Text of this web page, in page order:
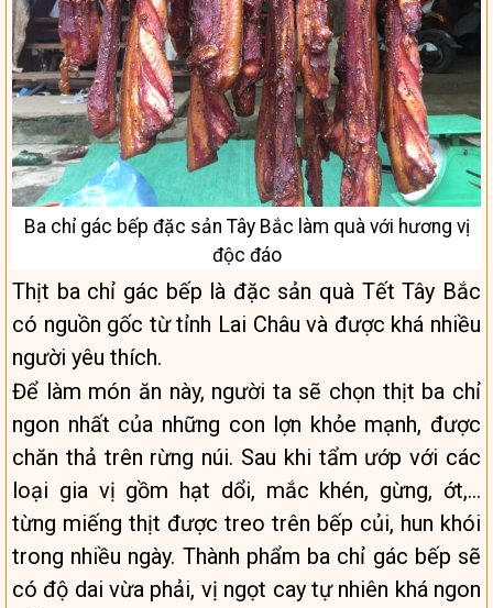
Ba chỉ gác bếp đặc sản Tây Bắc làm quà với hương vị
độc đáo
Thịt ba chỉ gác bếp là đặc sản quà Tết Tây Bắc
có nguồn gốc từ tỉnh Lai Châu và được khá nhiều
người yêu thích.
Để làm món ăn này, người ta sẽ chọn thịt ba chỉ
ngon nhất của những con lợn khỏe mạnh, được
chăn thả trên rừng núi. Sau khi tẩm ướp với các
loại gia vị gồm hạt dổi, mắc khén, gừng, ớt,…
từng miếng thịt được treo trên bếp củi, hun khói
trong nhiều ngày. Thành phẩm ba chỉ gác bếp sẽ
có độ dai vừa phải, vị ngọt cay tự nhiên khá ngon